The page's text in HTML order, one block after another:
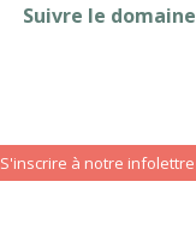
Suivre le domaine
S'inscrire à notre infolettre